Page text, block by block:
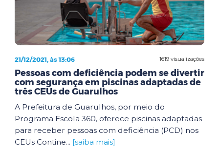
1619 visualizações
21/12/2021, às 13:06
Pessoas com deficiência podem se divertir
com segurança em piscinas adaptadas de
três CEUs de Guarulhos
A Prefeitura de Guarulhos, por meio do
Programa Escola 360, oferece piscinas adaptadas
para receber pessoas com deficiência (PCD) nos
CEUs Contine... [saiba mais]